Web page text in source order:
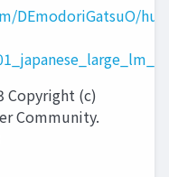
DEmodoriGatsuO/
Copyright (c)
Community.